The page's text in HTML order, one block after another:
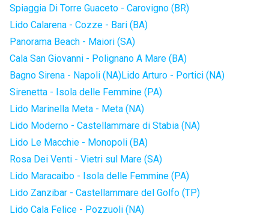
Spiaggia Di Torre Guaceto - Carovigno (BR)
Lido Calarena - Cozze - Bari (BA)
Panorama Beach - Maiori (SA)
Cala San Giovanni - Polignano A Mare (BA)
Bagno Sirena - Napoli (NA)Lido Arturo - Portici (NA)
Sirenetta - Isola delle Femmine (PA)
Lido Marinella Meta - Meta (NA)
Lido Moderno - Castellammare di Stabia (NA)
Lido Le Macchie - Monopoli (BA)
Rosa Dei Venti - Vietri sul Mare (SA)
Lido Maracaibo - Isola delle Femmine (PA)
Lido Zanzibar - Castellammare del Golfo (TP)
Lido Cala Felice - Pozzuoli (NA)